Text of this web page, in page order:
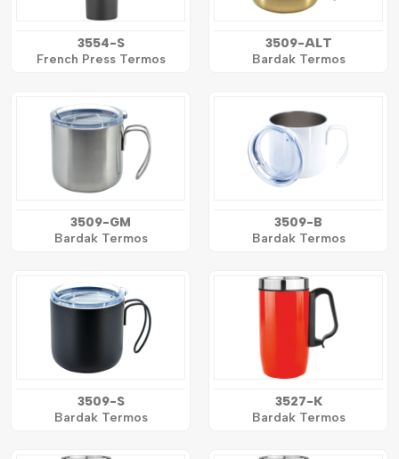
3554-S
French Press Termos
3509-ALT
Bardak Termos
3509-GM
Bardak Termos
3509-B
Bardak Termos
3509-S
Bardak Termos
3527-K
Bardak Termos